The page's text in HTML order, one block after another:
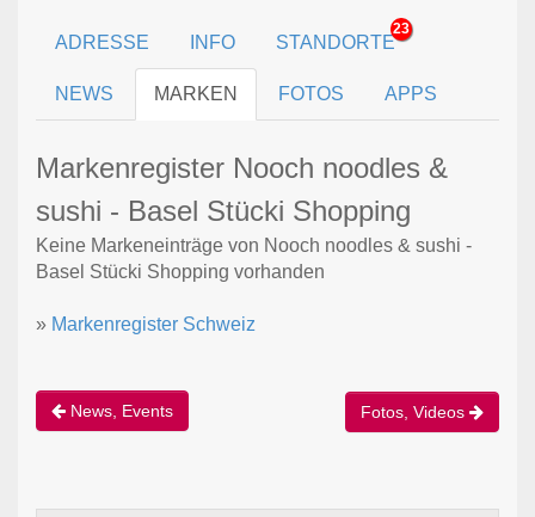
ADRESSE INFO STANDORTE
23
NEWS MARKEN FOTOS APPS
Markenregister Nooch noodles &
sushi - Basel Stücki Shopping
Keine Markeneinträge von Nooch noodles & sushi -
Basel Stücki Shopping vorhanden
» Markenregister Schweiz
News, Events Fotos, Videos